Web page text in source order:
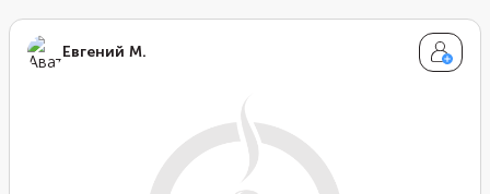
Евгений М.